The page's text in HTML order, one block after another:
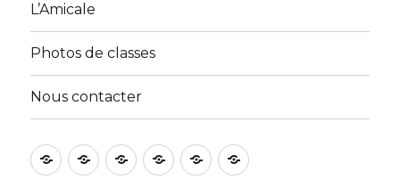
L’Amicale
Photos de classes
Nous contacter
Accueil
A
propos
ActivitésGalerie
Photos
Membres
Nous